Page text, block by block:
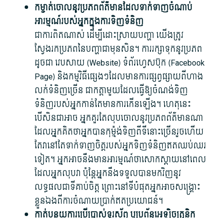
កម្ចាត់​ចោល​នូវ​ប្រភព​ព័ត៌មាន​ដែល​ទាក់ទាញ​ចំណាប់​
អារម្មណ៍​របស់​អ្នក​ក្នុងការ​ទិញ​ទំនិញ
ជា​ការពិត​ណាស់ ដើម្បី​ដោះស្រាយ​បញ្ហា យើង​ត្រូវ​
ស្វែងរក​ប្រភព​នៃ​បញ្ហា​ជា​មុន​សិន។ ការ​រក្សាទុក​នូវ​ប្រភព​
ដូចជា វេបសាយ (Website) ទំព័រ​ហ្វេសប៊ុក (Facebook
Page) និង​កម្មវិធី​ផ្សេងៗ​ដែល​មាន​ការ​ផ្សព្វផ្សាយ​ពី​ហាង​
លក់​ទំនិញ​ច្រើន ជា​កត្តា​មួយ​ដែល​ធ្វើ​ឱ្យ​ចំណង់​ទិញ​
ទំនិញ​របស់​អ្នក​កាន់តែ​មាន​ការ​កើនឡើង។ ហេតុនេះ​
បើសិនជា​អាច អ្នក​គួរតែ​លុប​ចោល​នូវ​ប្រភព​ព័ត៌មាន​ណា​
ដែល​អ្នក​គិត​ថា​អ្នក​បាន​កុម្ម៉ង់​ទិញ​ពី​ទីនោះ​ច្រើន​រួច​ហើយ
តែ​វា​នៅតែ​ទាក់ទាញ​ចិត្ត​របស់​អ្នក​ទិញ​ទំនិញ​ឥត​ឈប់ឈរ​
ទៀត។ អ្នក​អាច​នឹង​មាន​អារម្មណ៍​ថា​សោកស្តាយ​នៅពេល​
ដែល​អ្នក​លុប​វា ប៉ុន្តែ​អ្នក​នឹង​ទទួល​បាន​មកវិញ​នូវ​
លទ្ធផល​ជា​ទី​គាប់ចិត្ត ព្រោះ​នៅទីបំផុត​អ្នក​អាច​សង្គ្រោះ​
ខ្លួនឯង​ពី​ការ​ចំណាយ​ប្រាក់​ឥតប្រយោជន៍។
កាត់បន្ថយ​ការប្រើប្រាស់​ទូរស័ព្ទ ឬ​ប្រព័ន្ធ​អេឡិចត្រូនិក​